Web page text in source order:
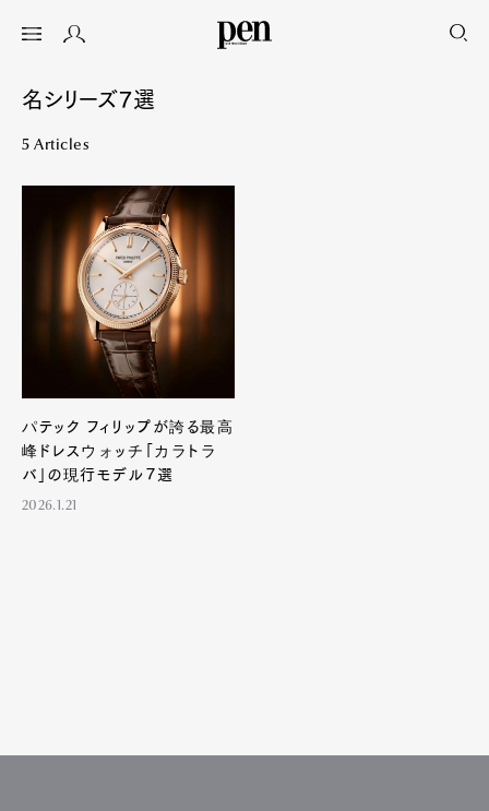
名シリーズ７選
5 Articles
パテック フィリップが誇る最高
峰ドレスウォッチ「カラトラ
バ」の現行モデル７選
2026.1.21